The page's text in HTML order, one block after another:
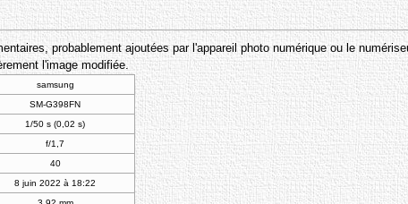
probablement ajoutées par l'appareil photo numérique ou le
l'image modifiée.
samsung
SM-G398FN
1/50 s (0,02 s)
f/1,7
40
8 juin 2022 à 18:22